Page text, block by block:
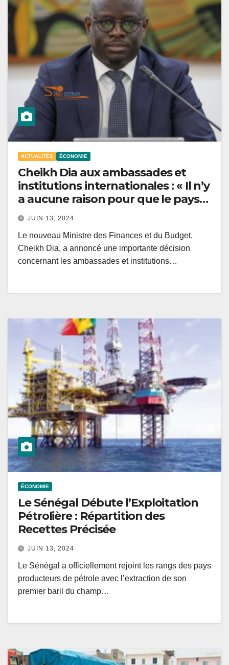
ACTUALITÉS ÉCONOMIE
Cheikh Dia aux ambassades et
institutions internationales : « Il n’y
a aucune raison pour que le pays
continue de subventionner
l’énergie… »
JUIN 13, 2024
Le nouveau Ministre des Finances et du Budget,
Cheikh Dia, a annoncé une importante décision
concernant les ambassades et institutions…
ÉCONOMIE
Le Sénégal Débute l’Exploitation
Pétrolière : Répartition des
Recettes Précisée
JUIN 13, 2024
Le Sénégal a officiellement rejoint les rangs des pays
producteurs de pétrole avec l’extraction de son
premier baril du champ…